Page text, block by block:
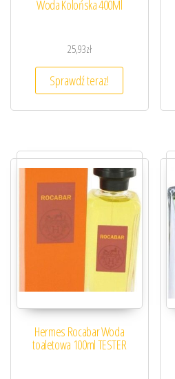
Woda Kolońska 400Ml
25,93zł
Sprawdź teraz!
Hermes Rocabar Woda
toaletowa 100ml TESTER